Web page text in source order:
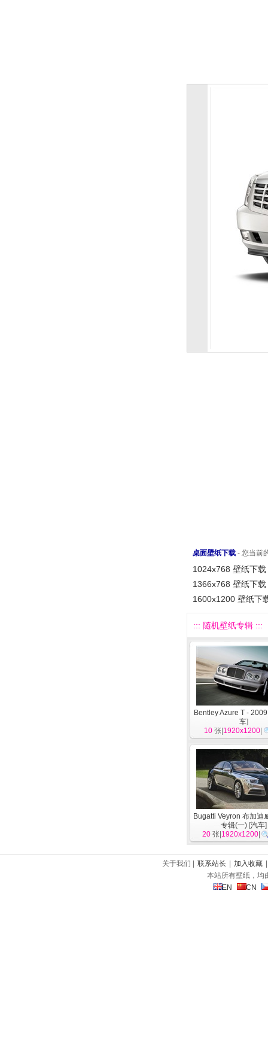
桌面壁纸下载 - 您当前
1024x768 壁纸下载
1366x768 壁纸下载
1600x1200 壁纸下
::: 随机壁纸专辑 :::
Bentley Azure T -
车]
10 张| 1920x1200
Bugatti Veyron 布加迪
专辑(一) [汽车]
20 张| 1920x1200
关于我们 | 联系站长 加入收藏
本站所有壁纸，均
EN
CN